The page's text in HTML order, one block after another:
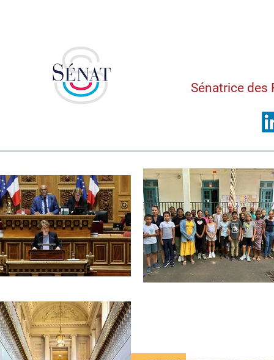
Sénatrice des